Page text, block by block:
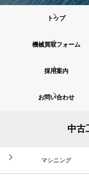
トップ
機械買取フォーム
採用案内
お問い合わせ
中古
マシニング